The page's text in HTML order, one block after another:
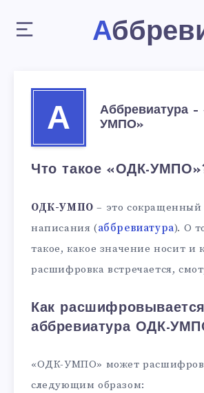
А
Аббревиатура
УМПО»
Что такое «ОДК-
ОДК-УМПО – это сокращенный
написания (аббревиатура). О
такое, какое значение носит и
расшифровка встречается,
Как расшифровывается
аббревиатура ОДК-
«ОДК-УМПО» может
следующим образом: